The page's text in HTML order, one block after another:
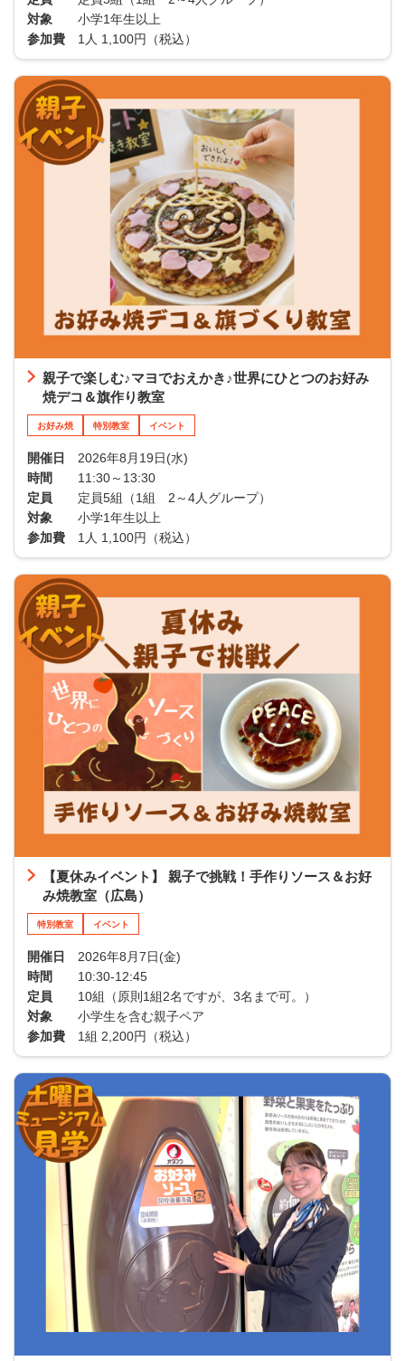
対象
小学1年生以上
参加費
1人 1,100円（税込）
親子で楽しむ♪マヨでおえかき♪世界にひとつのお好み
焼デコ＆旗作り教室
お好み焼 特別教室 イベント
開催日
2026年8月19日(水)
時間
11:30～13:30
定員
定員5組（1組 2～4人グループ）
対象
小学1年生以上
参加費
1人 1,100円（税込）
【夏休みイベント】 親子で挑戦！手作りソース＆お好
み焼教室（広島）
特別教室 イベント
開催日
2026年8月7日(金)
時間
10:30-12:45
定員
10組（原則1組2名ですが、3名まで可。）
対象
小学生を含む親子ペア
参加費
1組 2,200円（税込）